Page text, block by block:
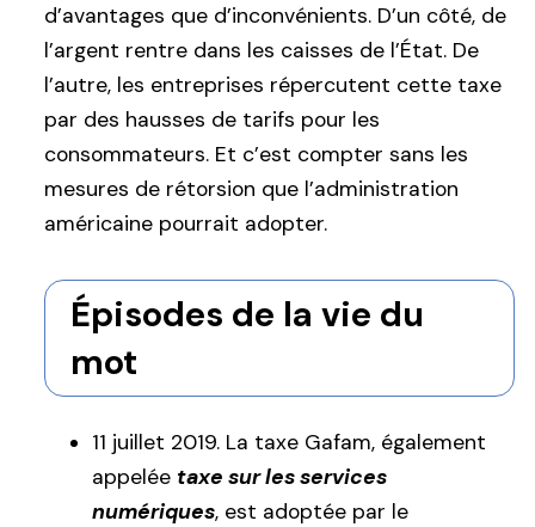
d’avantages que d’inconvénients. D’un côté, de
l’argent rentre dans les caisses de l’État. De
l’autre, les entreprises répercutent cette taxe
par des hausses de tarifs pour les
consommateurs. Et c’est compter sans les
mesures de rétorsion que l’administration
américaine pourrait adopter.
Épisodes de la vie du
mot
11 juillet 2019. La taxe Gafam, également
appelée taxe sur les services
numériques, est adoptée par le